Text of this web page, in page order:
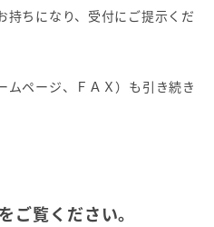
持ちになり、受付にご提示くだ
ページ、ＦＡＸ）も引き続き
をご覧ください。